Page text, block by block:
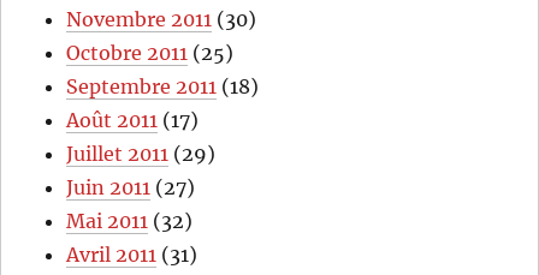
Novembre 2011 (30)
Octobre 2011 (25)
Septembre 2011 (18)
Août 2011 (17)
Juillet 2011 (29)
Juin 2011 (27)
Mai 2011 (32)
Avril 2011 (31)